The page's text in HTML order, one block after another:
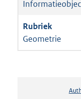
Geometrie